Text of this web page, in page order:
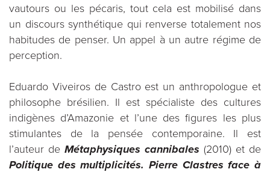
vautours ou les pécaris, tout cela est mobilisé dans
un discours synthétique qui renverse totalement nos
habitudes de penser. Un appel à un autre régime de
perception.
Eduardo Viveiros de Castro est un anthropologue et
philosophe brésilien. Il est spécialiste des cultures
indigènes d’Amazonie et l’une des figures les plus
stimulantes de la pensée contemporaine. Il est
l’auteur de Métaphysiques cannibales (2010) et de
Politique des multiplicités. Pierre Clastres face à